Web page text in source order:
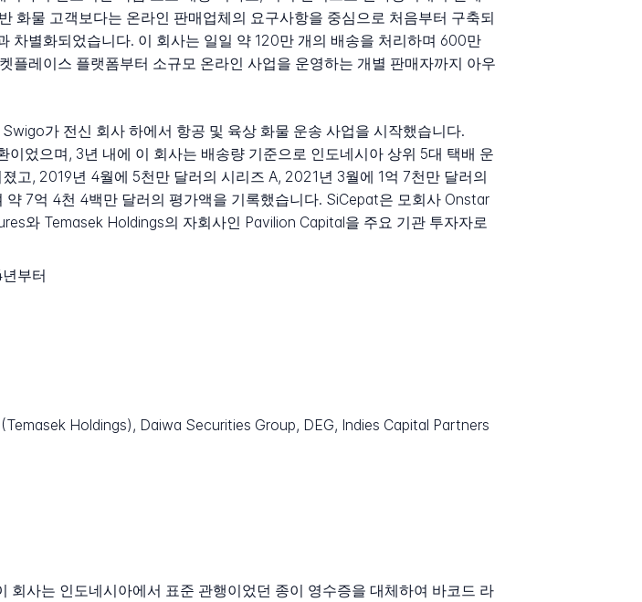
화물 고객보다는 온라인 판매업체의 요구사항을 중심으로 처음부터 구축되
차별화되었습니다. 이 회사는 일일 약 120만 개의 배송을 처리하며 600만
플레이스 플랫폼부터 소규모 온라인 사업을 운영하는 개별 판매자까지 아우
가 전신 회사 하에서 항공 및 육상 화물 운송 사업을 시작했습니다.
었으며, 3년 내에 이 회사는 배송량 기준으로 인도네시아 상위 5대 택배 운
고, 2019년 4월에 5천만 달러의 시리즈 A, 2021년 3월에 1억 7천만 달러의
7억 4천 4백만 달러의 평가액을 기록했습니다. SiCepat은 모회사 Onstar
와 Temasek Holdings의 자회사인 Pavilion Capital을 주요 기관 투자자로
부터
Holdings), Daiwa Securities Group, DEG, Indies Capital Partners
사는 인도네시아에서 표준 관행이었던 종이 영수증을 대체하여 바코드 라